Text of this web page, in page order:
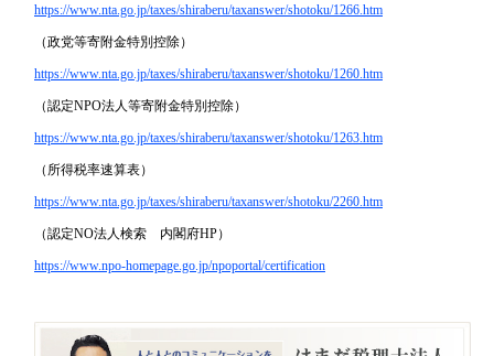
https://www.nta.go.jp/taxes/shiraberu/taxanswer/shotoku/1266.htm
（政党等寄附金特別控除）
https://www.nta.go.jp/taxes/shiraberu/taxanswer/shotoku/1260.htm
（認定NPO法人等寄附金特別控除）
https://www.nta.go.jp/taxes/shiraberu/taxanswer/shotoku/1263.htm
（所得税率速算表）
https://www.nta.go.jp/taxes/shiraberu/taxanswer/shotoku/2260.htm
（認定NO法人検索 内閣府HP）
https://www.npo-homepage.go.jp/npoportal/certification